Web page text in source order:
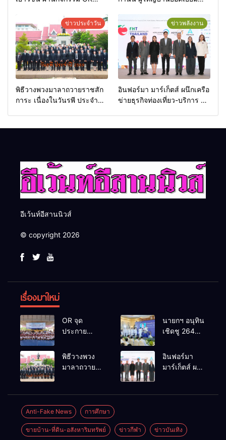
เกียรติยศแห่งการเสียสละ”
ข่าวประจำวัน
พิธีวางพวงมาลาถวายราชสัก
การะ เนื่องในวันรพี ประจำปี
ข่าวพลังงาน
อินฟอร์มา มาร์เก็ตส์ ผนึกเครือ
ข่ายธุรกิจท่องเที่ยว-บริการ จัด
อีเว้นท์อีสานนิวส์
© copyright 2026
เรื่องมาใหม่
OR จุด
ประกาย
เยาวชน ผ่าน
นายกฯ อนุทิน
เชิดชู 264
บ้านยอดเยี่ยม
มอบแหนบ
เกียรติยศแห่ง
พิธีวางพวง
มาลาถวาย
2569 และ
การแข่งขัน
ฟุตบอลวันรพี
อินฟอร์มา
มาร์เก็ตส์ ผนึก
Thailand
Anti-Fake News การศึกษา
ขายบ้าน-ที่ดิน-อสังหาริมทรัพย์ ข่าวกีฬา ข่าวบันเทิง